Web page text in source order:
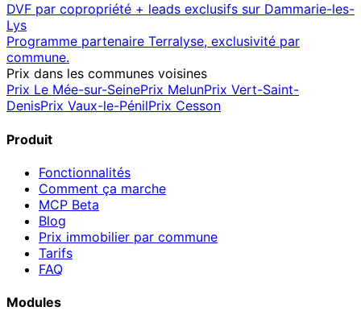
DVF par copropriété + leads exclusifs sur Dammarie-les-
Lys
Programme partenaire Terralyse, exclusivité par
commune.
Prix dans les communes voisines
Prix Le Mée-sur-SeinePrix MelunPrix Vert-Saint-
DenisPrix Vaux-le-PénilPrix Cesson
Produit
Fonctionnalités
Comment ça marche
MCP Beta
Blog
Prix immobilier par commune
Tarifs
FAQ
Modules